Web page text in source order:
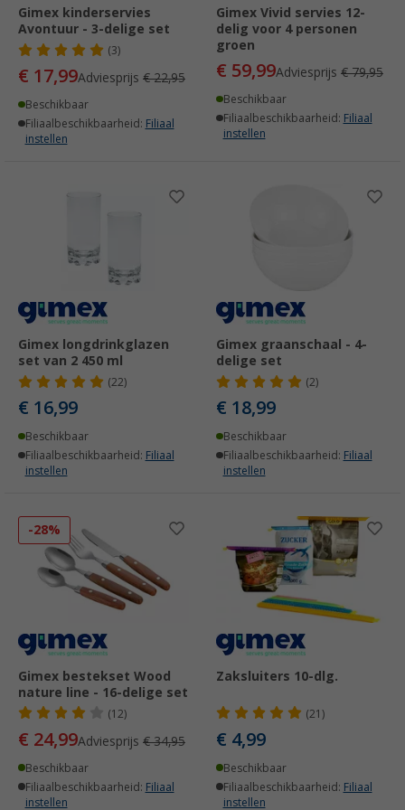
Gimex kinderservies
Avontuur - 3-delige set
(3)
€ 17,99Adviesprijs € 22,95
Beschikbaar
Filiaalbeschikbaarheid: Filiaal
instellen
Gimex Vivid servies 12-
delig voor 4 personen
groen
€ 59,99Adviesprijs € 79,95
Beschikbaar
Filiaalbeschikbaarheid: Filiaal
instellen
Gimex longdrinkglazen
set van 2 450 ml
(22)
€ 16,99
Beschikbaar
Filiaalbeschikbaarheid: Filiaal
instellen
Gimex graanschaal - 4-
delige set
(2)
€ 18,99
Beschikbaar
Filiaalbeschikbaarheid: Filiaal
instellen
-28%
Gimex bestekset Wood
nature line - 16-delige set
(12)
€ 24,99Adviesprijs € 34,95
Beschikbaar
Filiaalbeschikbaarheid: Filiaal
instellen
Zaksluiters 10-dlg.
(21)
€ 4,99
Beschikbaar
Filiaalbeschikbaarheid: Filiaal
instellen